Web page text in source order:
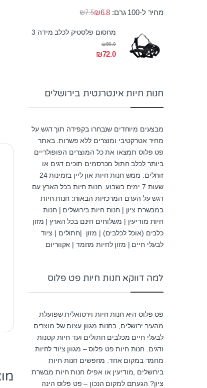
מחיר ל-100 גרם: ₪7.5₪6.8
מחסום פלסטיק לכלב מידה 3
₪72.0
₪80.0
חנות חיות אינטרנטית בירושלים
מבצעים מיוחדים שנבחרו בקפידה תוך דגש על
מחיר אטרקטיבי ומוצרים ללא פשרות. באתר
פט פלוס תמצאו את כל המוצרים הפופולריים
ביותר לכלב חתול מכרסמים תוכים דגים או
זוחלים. ממש חנות חיות און ליין בזמינות 24
שעות 7 ימים בשבוע. חנות חיות בכל הארץ עם
דגש על הערם המרכזיות הבאות: חנות חיות
במבשרת ציון | חנות חיות בירושלים | חנות
חיות מודיעין | משלוחים חינם בכל הארץ | מזון
כלבים (אוכל לכלבים) | מזון |חתולים | ציוד
לבעלי חיים | מזון לחיות מחמד | אקווריום
למה דווקא חנות חיות פט פלוס
פט פלוס היא חנות חיות וירטואלית שפועלת
מהעיר ירושלים, בחנות מגוון עצום של מוצרים
לבעלי חיים מכלבים חתולים ועד חיות קטנות
ודגים. חנות חיות פט פלוס – מגוון ציוד לחיות
מחמד במקום אחד. מחפשים חנות חיות
בירושלים ,מודיעין או אפילו חנות חיות מבשרת
ציון? הגעתם למקום הנכון – פט פלוס הינה